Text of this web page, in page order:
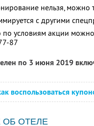
нельзя, можно
с другими
условиям акции можно
87
по 3 июня 2019
воспользоваться
ОБ ОТЕЛЕ